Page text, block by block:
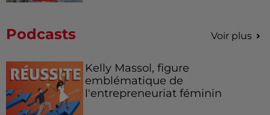
Podcasts Voir plus
Kelly Massol, figure
emblématique de
l'entrepreneuriat féminin